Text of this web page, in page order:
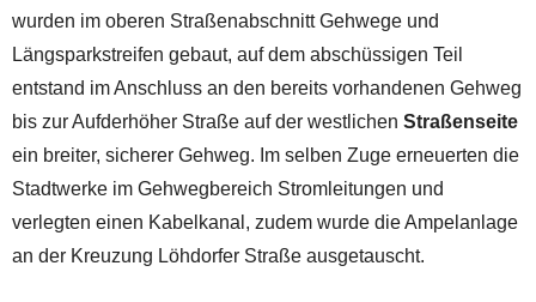
wurden im oberen Straßenabschnitt Gehwege und
Längsparkstreifen gebaut, auf dem abschüssigen Teil
entstand im Anschluss an den bereits vorhandenen Gehweg
bis zur Aufderhöher Straße auf der westlichen Straßenseite
ein breiter, sicherer Gehweg. Im selben Zuge erneuerten die
Stadtwerke im Gehwegbereich Stromleitungen und
verlegten einen Kabelkanal, zudem wurde die Ampelanlage
an der Kreuzung Löhdorfer Straße ausgetauscht.